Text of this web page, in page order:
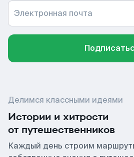
Электронная почта
Делимся классными идеями
Истории и хитрости
от путешественников
Каждый день строим